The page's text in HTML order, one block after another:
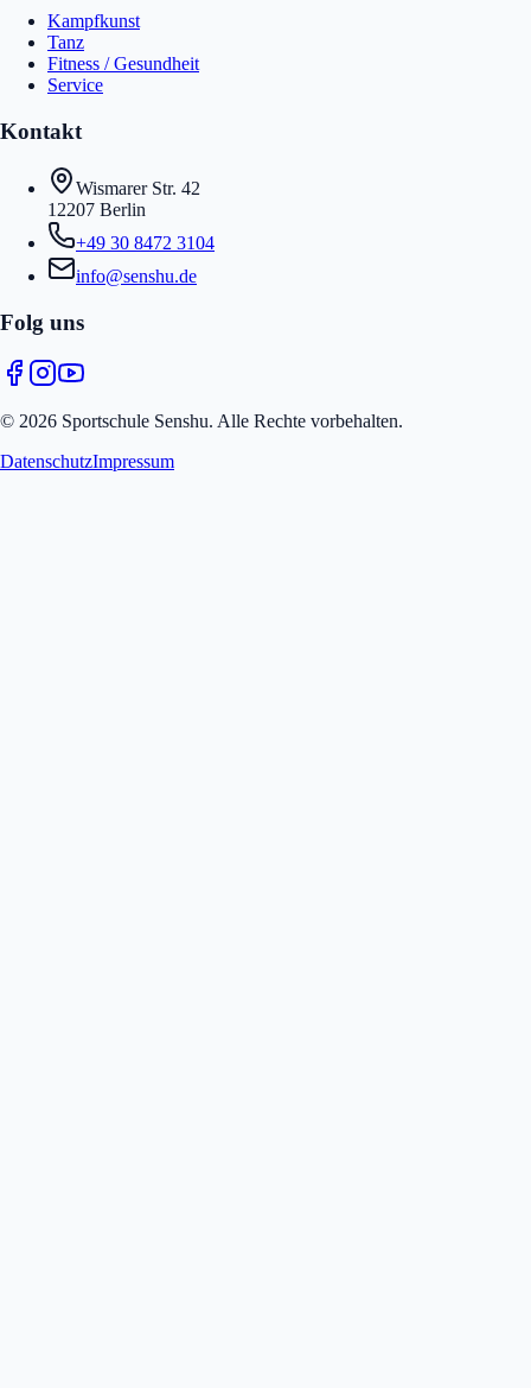
Kampfkunst
Tanz
Fitness / Gesundheit
Service
Kontakt
Wismarer Str. 42
12207 Berlin
+49 30 8472 3104
info@senshu.de
Folg uns
© 2026 Sportschule Senshu. Alle Rechte vorbehalten.
DatenschutzImpressum